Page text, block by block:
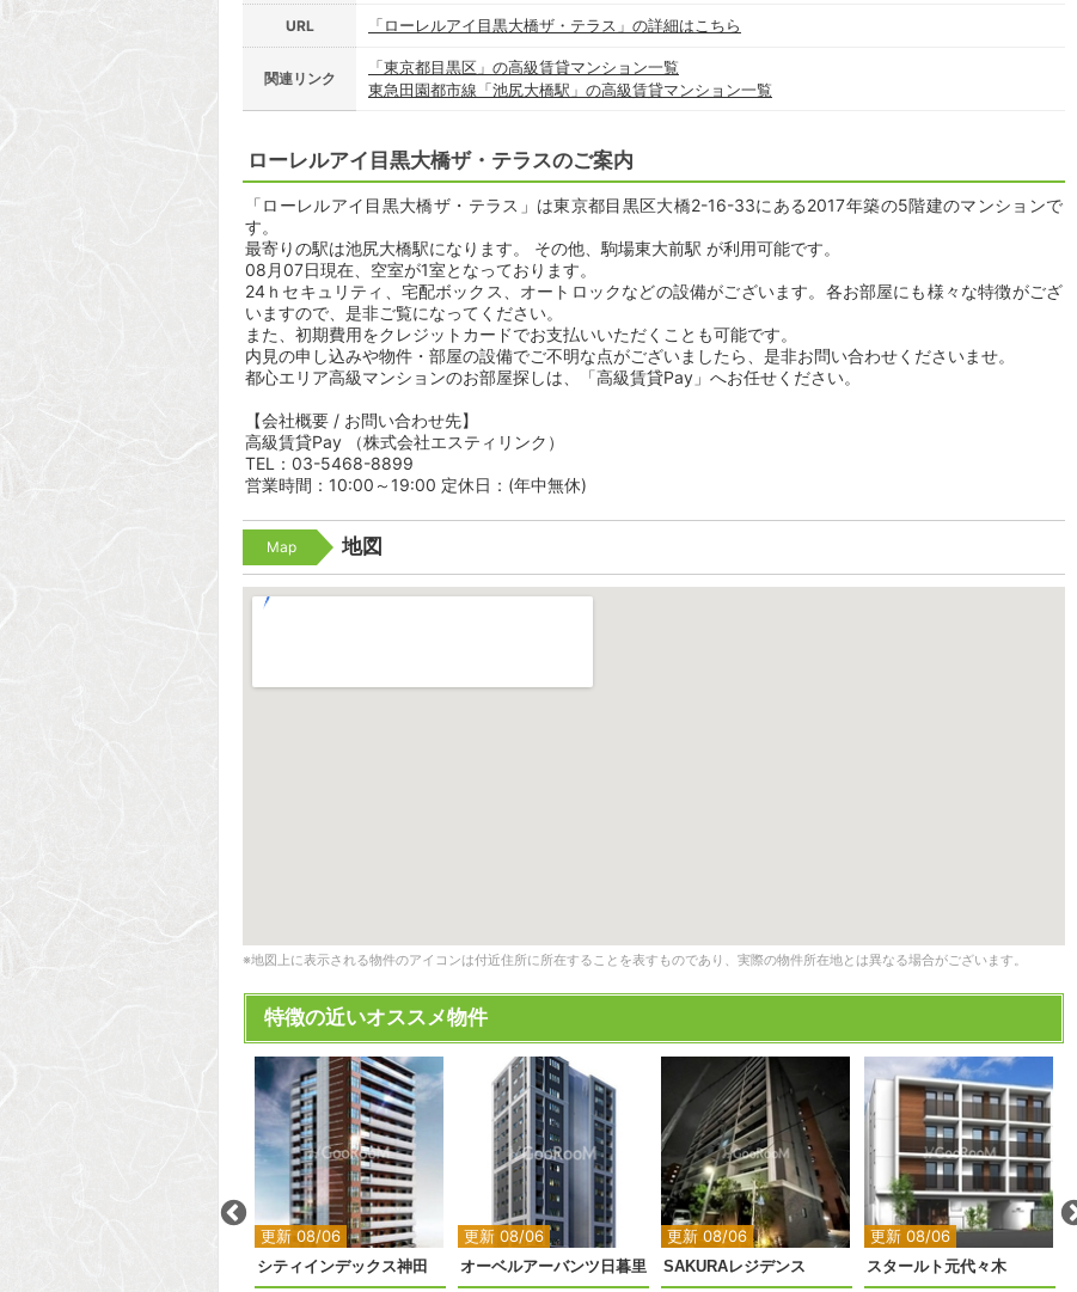
URL 「ローレルアイ目黒大橋ザ・テラス」の詳細はこちら
関連リンク
「東京都目黒区」の高級賃貸マンション一覧
東急田園都市線「池尻大橋駅」の高級賃貸マンション一覧
ローレルアイ目黒大橋ザ・テラスのご案内
「ローレルアイ目黒大橋ザ・テラス」は東京都目黒区大橋2-16-33にある2017年築の5階建のマンションで
す。
最寄りの駅は池尻大橋駅になります。 その他、駒場東大前駅 が利用可能です。
08月07日現在、空室が1室となっております。
24ｈセキュリティ、宅配ボックス、オートロックなどの設備がございます。各お部屋にも様々な特徴がござ
いますので、是非ご覧になってください。
また、初期費用をクレジットカードでお支払いいただくことも可能です。
内見の申し込みや物件・部屋の設備でご不明な点がございましたら、是非お問い合わせくださいませ。
都心エリア高級マンションのお部屋探しは、「高級賃貸Pay」へお任せください。
【会社概要 / お問い合わせ先】
高級賃貸Pay （株式会社エスティリンク）
TEL：03-5468-8899
営業時間：10:00～19:00 定休日：(年中無休)
Map 地図
※地図上に表示される物件のアイコンは付近住所に所在することを表すものであり、実際の物件所在地とは異なる場合がございます。
特徴の近いオススメ物件
更新 08/06
2
シティインデックス神田
更新 08/06
オーベルアーバンツ日暮里
更新 08/06
2
SAKURAレジデンス
更新 08/06
2
スタールト元代々木